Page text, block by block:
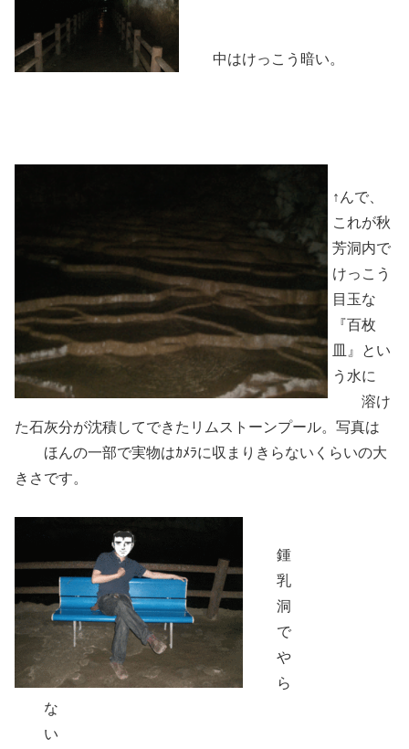
中はけっこう暗い。
↑んで、
これが秋
芳洞内で
けっこう
目玉な
『百枚
皿』とい
う水に
溶け
た石灰分が沈積してできたリムストーンプール。写真は
ほんの一部で実物はｶﾒﾗに収まりきらないくらいの大
きさです。
鍾
乳
洞
で
や
ら
な
い